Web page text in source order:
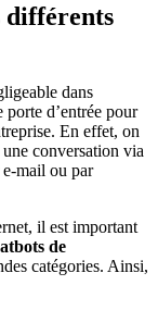
différents
dans
porte d’entrée pour
En effet, on
conversation via
mail ou par
il est important
de
catégories. Ainsi,